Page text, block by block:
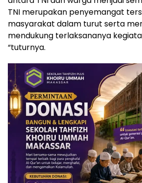
TNI merupakan penyemangat
masyarakat dalam turut serta
mendukung terlaksananya
“tuturnya.